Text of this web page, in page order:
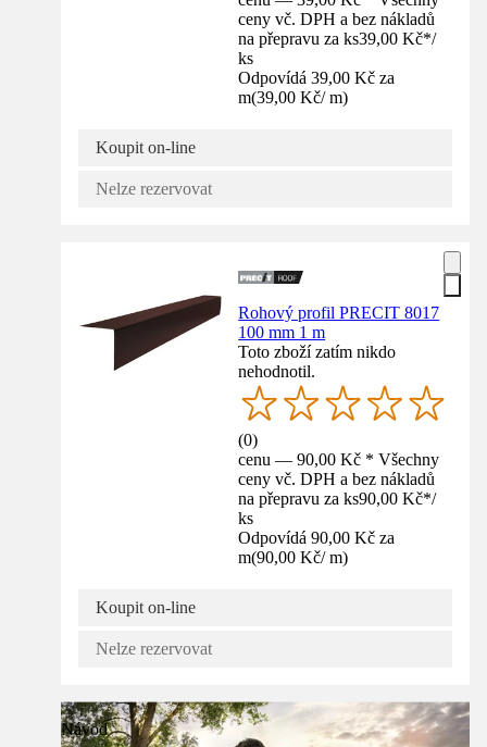
ceny vč. DPH a bez nákladů
na přepravu za ks39,00 Kč*/
ks
Odpovídá 39,00 Kč za
m(39,00 Kč/ m)
Koupit on-line
Nelze rezervovat
Rohový profil PRECIT 8017
100 mm 1 m
Toto zboží zatím nikdo
nehodnotil.
(0)
cenu — 90,00 Kč * Všechny
ceny vč. DPH a bez nákladů
na přepravu za ks90,00 Kč*/
ks
Odpovídá 90,00 Kč za
m(90,00 Kč/ m)
Koupit on-line
Nelze rezervovat
Návod